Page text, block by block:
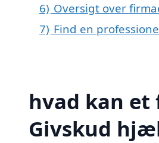
6) Oversigt over
7) Find en
hvad kan et
Givskud